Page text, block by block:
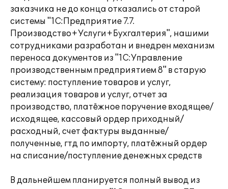
заказчика не до конца отказались от старой
системы "1С:Предприятие 7.7.
Производство+Услуги+Бухгалтерия", нашими
сотрудниками разработан и внедрен механизм
переноса документов из "1С:Управление
производственным предприятием 8" в старую
систему: поступление товаров и услуг,
реализация товаров и услуг, отчет за
производство, платёжное поручение входящее/
исходящее, кассовый ордер приходный/
расходный, счет фактуры выданные/
полученные, гтд по импорту, платёжный ордер
на списание/поступление денежных средств
В дальнейшем планируется полный вывод из